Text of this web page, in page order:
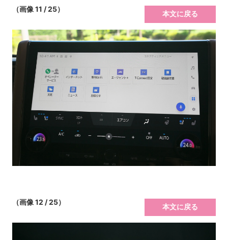
（画像 11 / 25）
本文に戻る
（画像 12 / 25）
本文に戻る